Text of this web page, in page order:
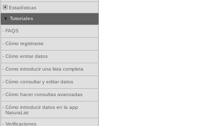
Estadísticas
Tutoriales
- FAQS
- Cómo registrarse
- Cómo entrar datos
- Como introducir una lista completa
- Cómo consultar y editar datos
- Cómo hacer consultas avanzadas
- Cómo introducir datos en la app
NaturaList
- Verificaciones